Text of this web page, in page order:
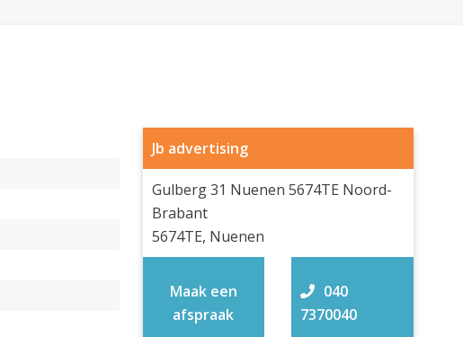
Jb advertising
Gulberg 31 Nuenen 5674TE Noord-
Brabant
5674TE, Nuenen
040
7370040
Maak een
afspraak